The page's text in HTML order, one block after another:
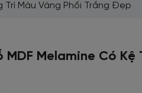
Trí Màu Vàng Phối Trắng Đẹp
MDF Melamine Có Kệ